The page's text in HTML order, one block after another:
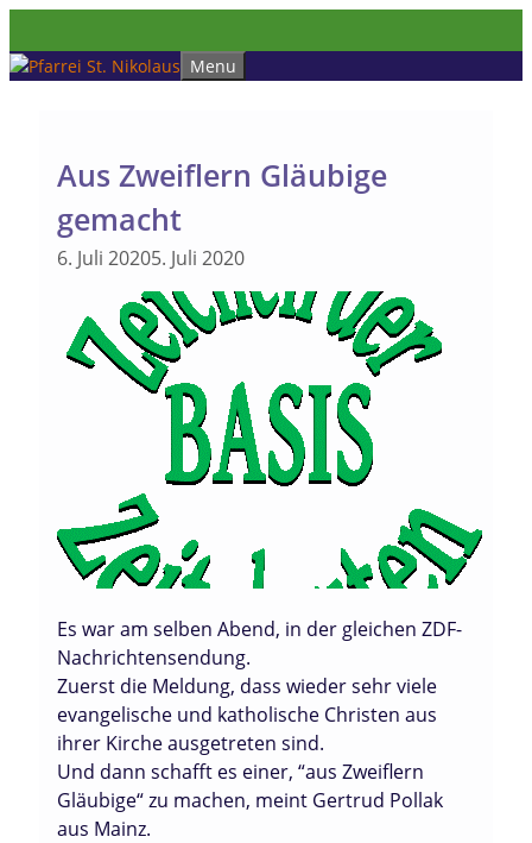
Inhalt
springen
Menu
Aus Zweiflern Gläubige
gemacht
6. Juli 20205. Juli 2020
Es war am selben Abend, in der gleichen ZDF-
Nachrichtensendung.
Zuerst die Meldung, dass wieder sehr viele
evangelische und katholische Christen aus
ihrer Kirche ausgetreten sind.
Und dann schafft es einer, “aus Zweiflern
Gläubige“ zu machen, meint Gertrud Pollak
aus Mainz.